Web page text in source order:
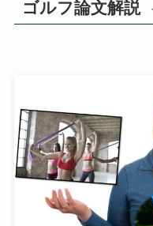
ゴルフ論文解説